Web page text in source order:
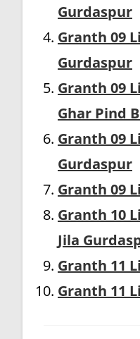
Gurdaspur
Granth 09
Gurdaspur
Granth 09
Ghar Pind
Granth 09
Gurdaspur
Granth 09
Granth 10
Jila
Granth 11
Granth 11